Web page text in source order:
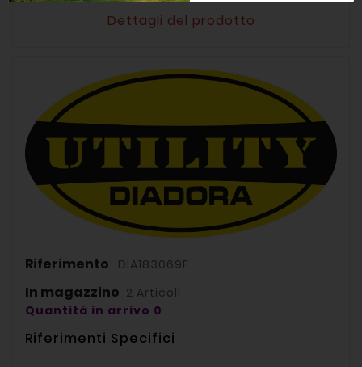
Dettagli del prodotto
Riferimento DIA183069F
In magazzino 2 Articoli
Quantità in arrivo 0
Riferimenti Specifici